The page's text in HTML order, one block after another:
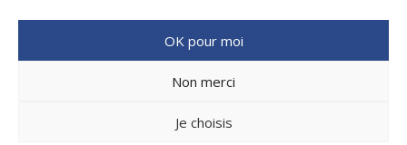
OK pour moi
Non merci
Je choisis